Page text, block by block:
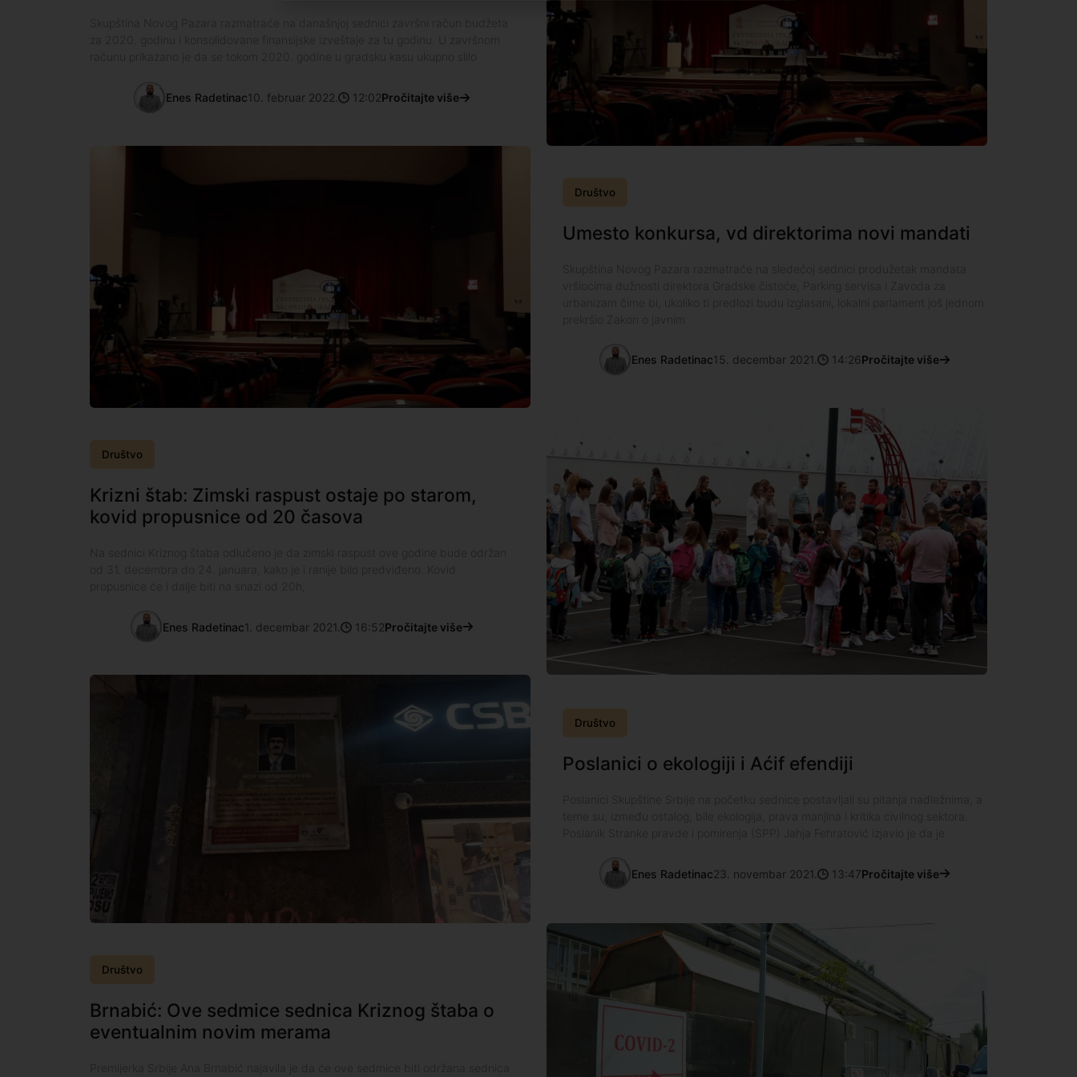
Enes Radetinac10. februar 2022. 12:02Pročitajte više
Društvo
Umesto konkursa, vd direktorima novi mandati
Enes Radetinac15. decembar 2021. 14:26Pročitajte više
Društvo
Krizni štab: Zimski raspust ostaje po starom,
kovid propusnice od 20 časova
Enes Radetinac1. decembar 2021. 16:52Pročitajte više
Društvo
Poslanici o ekologiji i Aćif efendiji
Enes Radetinac23. novembar 2021. 13:47Pročitajte više
Društvo
Brnabić: Ove sedmice sednica Kriznog štaba o
eventualnim novim merama